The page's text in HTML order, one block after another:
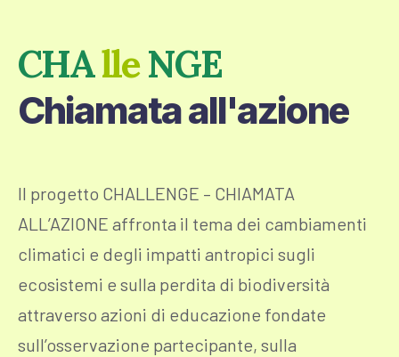
CHAlleNGE
Chiamata all'azione
Il progetto CHALLENGE – CHIAMATA
ALL’AZIONE affronta il tema dei cambiamenti
climatici e degli impatti antropici sugli
ecosistemi e sulla perdita di biodiversità
attraverso azioni di educazione fondate
sull’osservazione partecipante, sulla